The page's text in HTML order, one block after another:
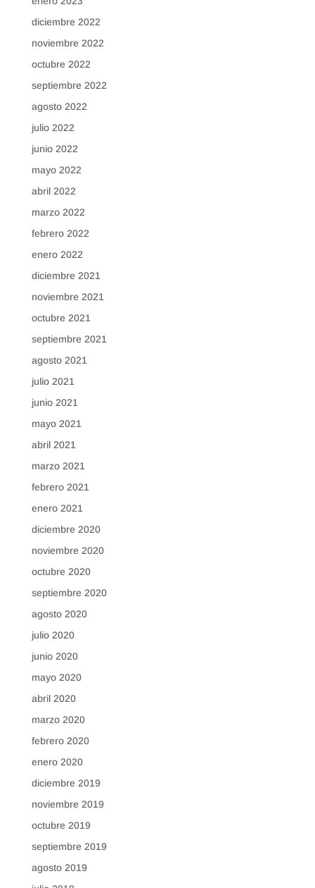
diciembre 2022
noviembre 2022
octubre 2022
septiembre 2022
agosto 2022
julio 2022
junio 2022
mayo 2022
abril 2022
marzo 2022
febrero 2022
enero 2022
diciembre 2021
noviembre 2021
octubre 2021
septiembre 2021
agosto 2021
julio 2021
junio 2021
mayo 2021
abril 2021
marzo 2021
febrero 2021
enero 2021
diciembre 2020
noviembre 2020
octubre 2020
septiembre 2020
agosto 2020
julio 2020
junio 2020
mayo 2020
abril 2020
marzo 2020
febrero 2020
enero 2020
diciembre 2019
noviembre 2019
octubre 2019
septiembre 2019
agosto 2019